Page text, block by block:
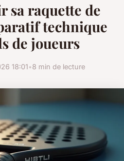
sa raquette de
technique
de joueurs
18:01•8 min de lecture